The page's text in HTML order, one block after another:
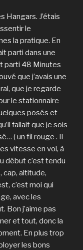
Hangars. J’étais
le
la pratique. En
parti dans une
parti 48 Minutes
que j’avais une
que je regarde
le stationnaire
posés et
fallait que je sois
( un fil rouge . Il
vitesse en vol, à
début c’est tendu
cap, altitude,
c’est moi qui
avec les
Bon j’aime pas
et tout, donc la
En plus trop
les bons